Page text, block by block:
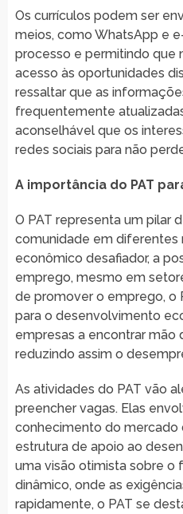
Os currículos podem ser
meios, como WhatsApp e
processo e permitindo que
acesso às oportunidades
ressaltar que as
frequentemente
aconselhável que os
redes sociais para não
A importância do PAT
O PAT representa um pilar
comunidade em diferentes
econômico desafiador, a
emprego, mesmo em
de promover o emprego, o
para o desenvolvimento
empresas a encontrar mão
reduzindo assim o
As atividades do PAT vão
preencher vagas. Elas
conhecimento do mercado
estrutura de apoio ao
uma visão otimista sobre o
dinâmico, onde as
rapidamente, o PAT se